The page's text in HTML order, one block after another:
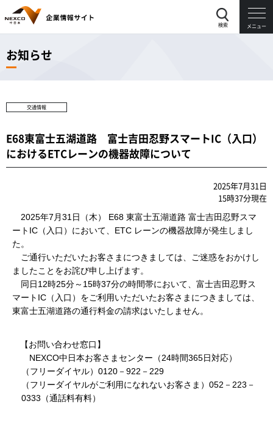
検索 メニュー
お知らせ
交通情報
E68東富士五湖道路 富士吉田忍野スマートIC（入口）
におけるETCレーンの機器故障について
2025年7月31日
15時37分現在
2025年7月31日（木） E68 東富士五湖道路 富士吉田忍野スマ
ートIC（入口）において、ETC レーンの機器故障が発生しまし
た。
ご通行いただいたお客さまにつきましては、ご迷惑をおかけし
ましたことをお詫び申し上げます。
同日12時25分～15時37分の時間帯において、富士吉田忍野ス
マートIC（入口）をご利用いただいたお客さまにつきましては、
東富士五湖道路の通行料金の請求はいたしません。
【お問い合わせ窓口】
NEXCO中日本お客さまセンター（24時間365日対応）
（フリーダイヤル）0120－922－229
（フリーダイヤルがご利用になれないお客さま）052－223－
0333（通話料有料）